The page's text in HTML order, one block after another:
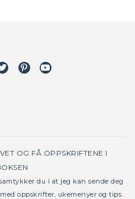
TwitterPinterestYoutube
OG FÅ OPPSKRIFTENE I
du i at jeg kan sende deg
oppskrifter, ukemenyer og tips.